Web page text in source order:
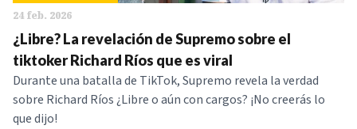
24 feb. 2026
¿Libre? La revelación de Supremo sobre el
tiktoker Richard Ríos que es viral
Durante una batalla de TikTok, Supremo revela la verdad
sobre Richard Ríos ¿Libre o aún con cargos? ¡No creerás lo
que dijo!